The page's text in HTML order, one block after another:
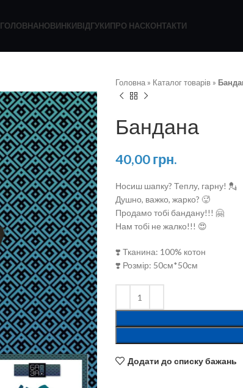
ГОЛОВНАНОВИНКИВІДГУКИПРО НАСКОНТАКТИ
Головна » Каталог товарів »
Бандана
40,00грн.
Носиш шапку? Теплу, гарну! 💂
Душно, важко, жарко? 🥵
Продамо тобі бандану!!! 🤗
Нам тобі не жалко!!! 😍
❣️ Тканина: 100% котон
❣️ Розмір: 50см*50см
Додати до списку бажань